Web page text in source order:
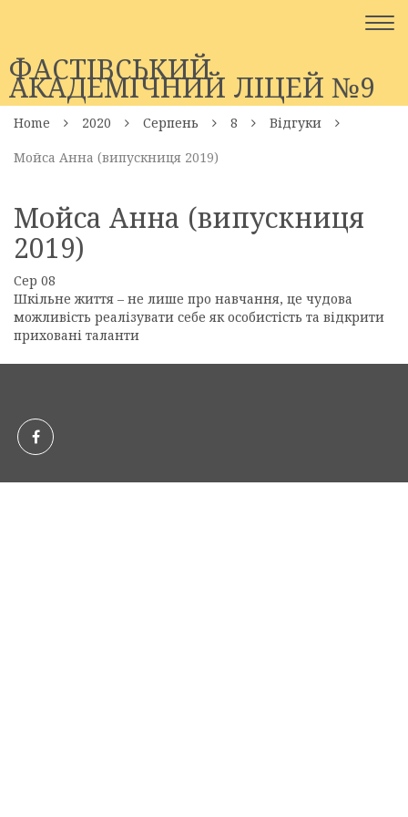
ФАСТІВСЬКИЙ
АКАДЕМІЧНИЙ ЛІЦЕЙ №9
Home 2020 Серпень 8
Відгуки
Мойса Анна (випускниця 2019)
Мойса Анна (випускниця
2019)
Сер 08
Шкільне життя – не лише про навчання, це чудова
можливість реалізувати себе як особистість та відкрити
приховані таланти